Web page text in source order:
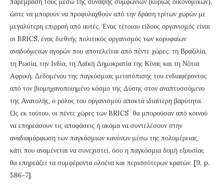
ώστε να μπορούν να προφυλαχθούν από την δράση τρίτων χωρών με
μεγαλύτερη επιρροή από αυτές. Ένας τέτοιου είδους οργανισμός είναι
οι BRICS, ένας διεθνής πολιτικός οργανισμός των κορυφαίων
αναδυόμενων αγορών που αποτελείται από πέντε χώρες: τη Βραζιλία,
τη Ρωσία, την Ινδία, τη Λαϊκή Δημοκρατία της Κίνας και τη Νότια
Αφρική. Δεδομένου της παγκόσμιας μετατόπισης του ενδιαφέροντος
από τον βιομηχανοποιημένο κόσμο της Δύσης στον αναπτυσσόμενο
της Ανατολής, ο ρόλος του οργανισμού αποκτά ιδιαίτερη βαρύτητα.
Ως εκ τούτου, οι πέντε χώρες των BRICS θα μπορούσαν από κοινού
να επηρεάσουν τις αποφάσεις ή ακόμα να συντελέσουν στην
αναδιαμόρφωση των παγκόσμιων κανόνων μέσω της πολυμέρειας,
κάτι που αναμένεται να συνεχιστεί, όσο η παγκόσμια δομή εξουσίας
θα επηρεάζει τα συμφέροντα ολοένα και περισσότερων κρατών. [9, p.
586-7].